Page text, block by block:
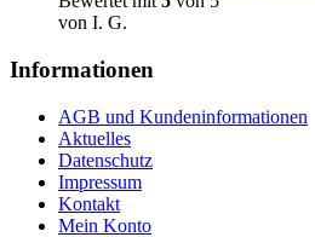
von I. G.
Informationen
AGB und Kundeninformationen
Aktuelles
Datenschutz
Impressum
Kontakt
Mein Konto